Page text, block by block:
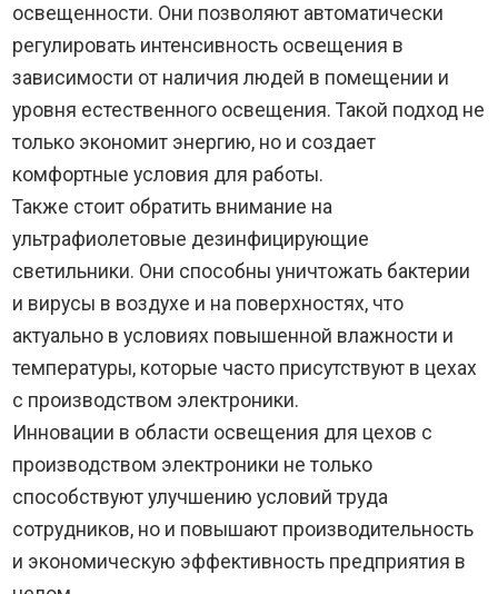
освещенности. Они позволяют автоматически
регулировать интенсивность освещения в
зависимости от наличия людей в помещении и
уровня естественного освещения. Такой подход не
только экономит энергию, но и создает
комфортные условия для работы.
Также стоит обратить внимание на
ультрафиолетовые дезинфицирующие
светильники. Они способны уничтожать бактерии
и вирусы в воздухе и на поверхностях, что
актуально в условиях повышенной влажности и
температуры, которые часто присутствуют в цехах
с производством электроники.
Инновации в области освещения для цехов с
производством электроники не только
способствуют улучшению условий труда
сотрудников, но и повышают производительность
и экономическую эффективность предприятия в